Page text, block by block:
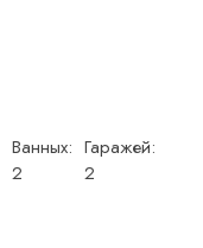
Ванных:
2
Гаражей:
2